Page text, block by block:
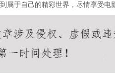
于自己的精彩世界，尽情享受电